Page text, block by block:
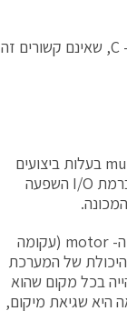
אם נביט שוב באיור 1 נוכל לראות כי למערכת שלושה דומיינים של סנכרון, A, B, ו- C, שאינם קשורים זה
ניתן לראות את ההשפעה של חוסר ודאות התזמון בבירור במערכות multiaxis servo בעלות ביצועים
גבוהים ליישומים כגון רובוטיקה ומיכון. קיזוז הזמן המשתנה בין צירי בקרת המנוע ברמת I/O השפעה
חשבו על פרופיל תנועה פשוט, כמו זה המוצג באיור 3. בדוגמה זו, הפניית מהירות ה- motor (עקומה
של המערכת
בכל מקום שהוא
היא שגיאת מיקום,